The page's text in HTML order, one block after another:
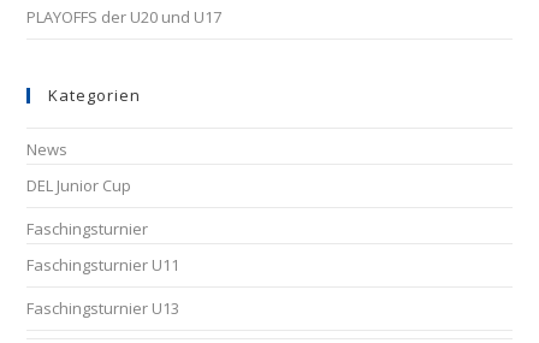
PLAYOFFS der U20 und U17
Kategorien
News
DEL Junior Cup
Faschingsturnier
Faschingsturnier U11
Faschingsturnier U13